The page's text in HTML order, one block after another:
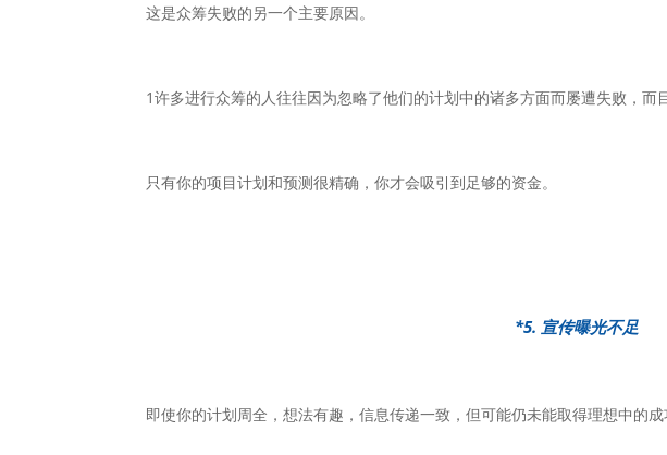
这是众筹失败的另一个主要原因。
1许多进行众筹的人往往因为忽略了他们的计划中的诸多方面而屡遭失败，而
只有你的项目计划和预测很精确，你才会吸引到足够的资金。
*5. 宣传曝光不足
即使你的计划周全，想法有趣，信息传递一致，但可能仍未能取得理想中的成